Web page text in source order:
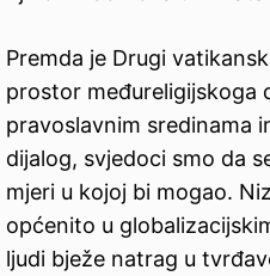
Premda je Drugi
prostor međureligijskoga
pravoslavnim sredinama
dijalog, svjedoci smo da
mjeri u kojoj bi mogao.
općenito u
ljudi bježe natrag u